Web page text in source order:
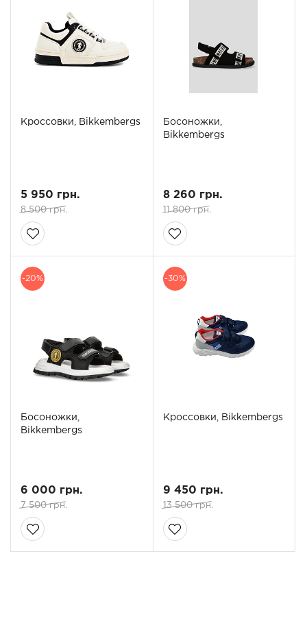
Кроссовки, Bikkembergs
5 950 грн.
8 500 грн.
Босоножки,
Bikkembergs
8 260 грн.
11 800 грн.
-20%
Босоножки,
Bikkembergs
6 000 грн.
7 500 грн.
-30%
Кроссовки, Bikkembergs
9 450 грн.
13 500 грн.